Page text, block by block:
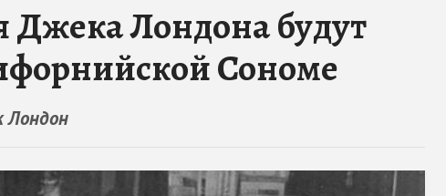
Джека Лондона будут
Сономе
Лондон